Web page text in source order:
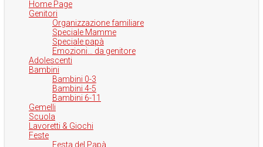
Home Page
Genitori
Organizzazione familiare
Speciale Mamme
Speciale papà
Emozioni… da genitore
Adolescenti
Bambini
Bambini 0-3
Bambini 4-5
Bambini 6-11
Gemelli
Scuola
Lavoretti & Giochi
Feste
Festa del Papà